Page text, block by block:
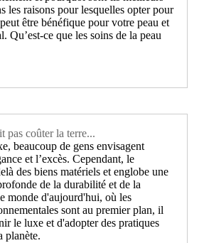
les raisons pour lesquelles opter pour
être bénéfique pour votre peau et
Qu’est-ce que les soins de la peau
pas coûter la terre...
beaucoup de gens envisagent
et l’excès. Cependant, le
des biens matériels et englobe une
de la durabilité et de la
monde d'aujourd'hui, où les
sont au premier plan, il
le luxe et d'adopter des pratiques
planète.